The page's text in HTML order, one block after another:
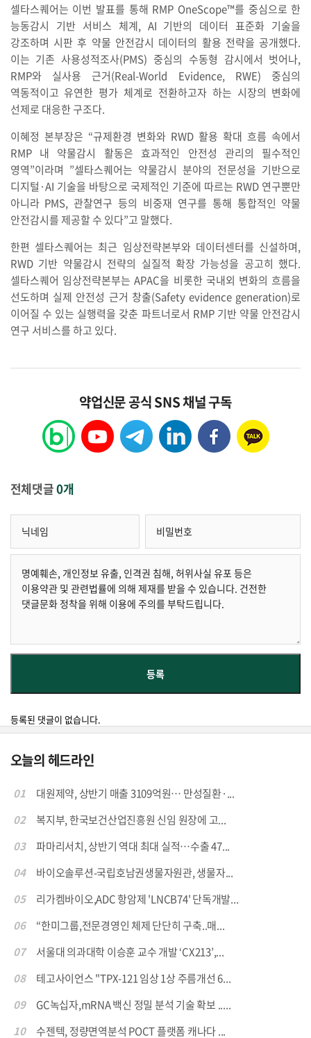
셀타스퀘어는 이번 발표를 통해 RMP OneScope™를 중심으로 한
능동감시 기반 서비스 체계, AI 기반의 데이터 표준화 기술을
강조하며 시판 후 약물 안전감시 데이터의 활용 전략을 공개했다.
이는 기존 사용성적조사(PMS) 중심의 수동형 감시에서 벗어나,
RMP와 실사용 근거(Real-World Evidence, RWE) 중심의
역동적이고 유연한 평가 체계로 전환하고자 하는 시장의 변화에
선제로 대응한 구조다.
이혜정 본부장은 “규제환경 변화와 RWD 활용 확대 흐름 속에서
RMP 내 약물감시 활동은 효과적인 안전성 관리의 필수적인
영역”이라며 ”셀타스퀘어는 약물감시 분야의 전문성을 기반으로
디지털·AI 기술을 바탕으로 국제적인 기준에 따르는 RWD 연구뿐만
아니라 PMS, 관찰연구 등의 비중재 연구를 통해 통합적인 약물
안전감시를 제공할 수 있다”고 말했다.
한편 셀타스퀘어는 최근 임상전략본부와 데이터센터를 신설하며,
RWD 기반 약물감시 전략의 실질적 확장 가능성을 공고히 했다.
셀타스퀘어 임상전략본부는 APAC을 비롯한 국내외 변화의 흐름을
선도하며 실제 안전성 근거 창출(Safety evidence generation)로
이어질 수 있는 실행력을 갖춘 파트너로서 RMP 기반 약물 안전감시
연구 서비스를 하고 있다.
약업신문 공식 SNS 채널 구독
전체댓글0개
등록된 댓글이 없습니다.
오늘의 헤드라인
01
대원제약, 상반기 매출 3109억원… 만성질환·...
02
복지부, 한국보건산업진흥원 신임 원장에 고...
03
파마리서치, 상반기 역대 최대 실적…수출 47...
04
바이오솔루션-국립호남권생물자원관, 생물자...
05
리가켐바이오,ADC 항암제 'LNCB74' 단독개발...
06
“한미그룹,전문경영인 체제 단단히 구축..매...
07
서울대 의과대학 이승훈 교수 개발 ‘CX213’,...
08
테고사이언스 "TPX-121 임상 1상 주름개선 6...
09
GC녹십자,mRNA 백신 정밀 분석 기술 확보 .....
10
수젠텍, 정량면역분석 POCT 플랫폼 캐나다 ...